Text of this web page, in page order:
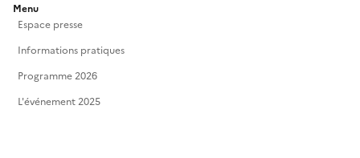
Menu
Espace presse
Informations pratiques
Programme 2026
L'événement 2025